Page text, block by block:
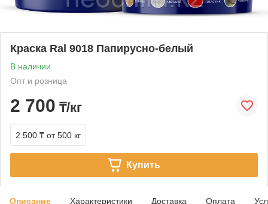
Краска Ral 9018 Папирусно-белый
В наличии
Опт и розница
2 700 ₸/кг
2 500 ₸ от 500 кг
Купить
Описание Характеристики Доставка Оплата